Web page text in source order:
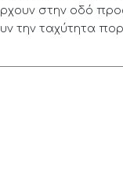
στην οδό
την ταχύτητα